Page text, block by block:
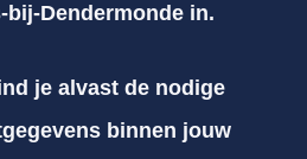
Dendermonde in.
je alvast de nodige
binnen jouw